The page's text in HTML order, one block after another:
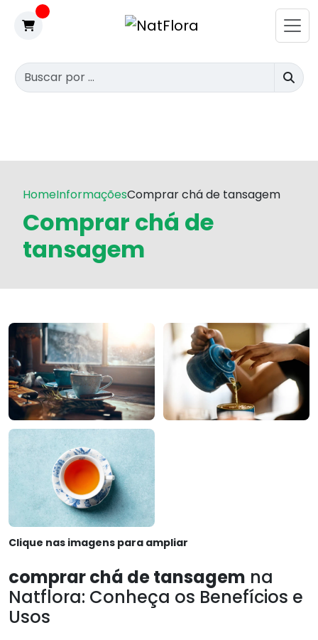
HomeInformaçõesComprar chá de tansagem
Comprar chá de
tansagem
Clique nas imagens para ampliar
comprar chá de tansagem na
Natflora: Conheça os Benefícios e
Usos